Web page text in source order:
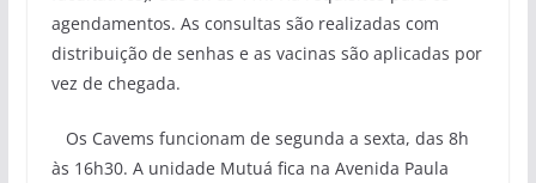
agendamentos. As consultas são realizadas com
distribuição de senhas e as vacinas são aplicadas por
vez de chegada.
Os Cavems funcionam de segunda a sexta, das 8h
às 16h30. A unidade Mutuá fica na Avenida Paula